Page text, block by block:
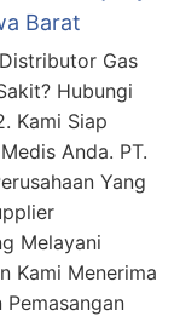
Barat
Gas
Hubungi
Kami Siap
Anda. PT.
Yang
Melayani
Kami Menerima
Pemasangan